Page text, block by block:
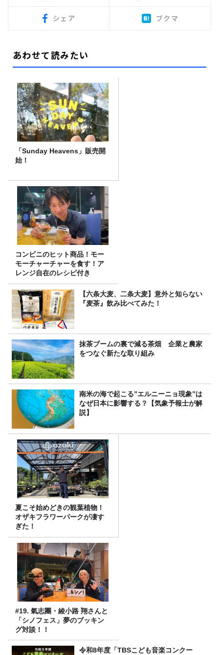
シェア ブクマ
あわせて読みたい
「Sunday Heavens」販売開
始！
コンビニのヒット商品！モー
モーチャーチャーを食す！ア
レンジ自在のレシピ付き
【六条大麦、二条大麦】意外と知らない
『麦茶』飲み比べてみた！
抹茶ブームの裏で減る茶畑 企業と農家
をつなぐ新たな取り組み
南米の海で起こる”エルニーニョ現象”は
なぜ日本に影響する？【気象予報士が解
説】
夏こそ始めどきの観葉植物！
オザキフラワーパークが凄す
ぎた！
#19. 氣志團・綾小路 翔さんと
「シノフェス」夢のブッキン
グ対談！！
令和8年度「TBSこども音楽コンクー